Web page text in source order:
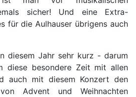
sicher! Und eine Extra-
für die Aulhauser übrigens auch
diesem Jahr sehr kurz - darum
diese besondere Zeit mit allen
auch mit diesem Konzert den
Advent und Weihnachten